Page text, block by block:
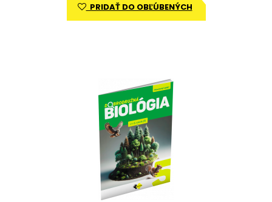
PRIDAŤ DO OBĽÚBENÝCH